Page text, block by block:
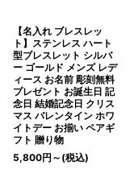
【名入れ ブレスレッ
ト】ステンレス ハート
型ブレスレット シルバ
ー ゴールド メンズ レデ
ィース お名前 彫刻無料
プレゼント お誕生日 記
念日 結婚記念日 クリス
マス バレンタイン ホワ
イトデー お揃い ペアギ
フト 贈り物
5,800円 ～ (税込)